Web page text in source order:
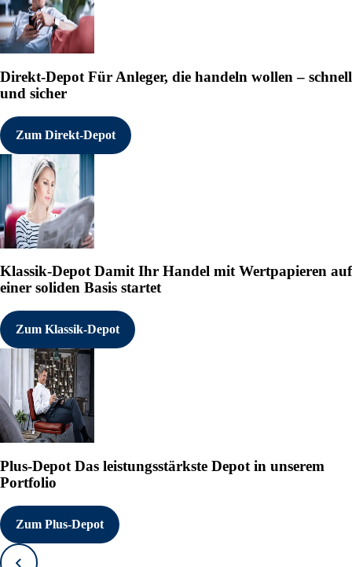
Direkt-Depot Für Anleger, die handeln wollen – schnell
und sicher
Zum Direkt-Depot
Klassik-DepotDamit Ihr Handel mit Wertpapieren auf
einer soliden Basis startet
Zum Klassik-Depot
Plus-Depot Das leistungsstärkste Depot in unserem
Portfolio
Zum Plus-Depot